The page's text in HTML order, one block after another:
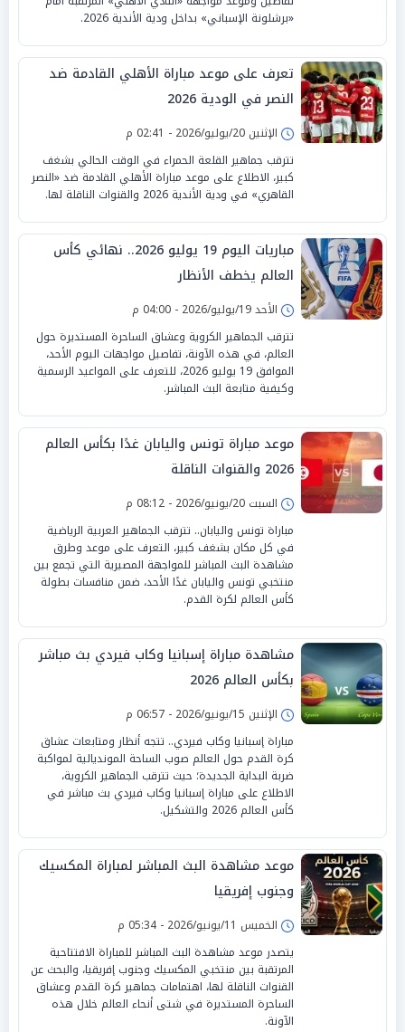
«برشلونة الإسباني» بداخل ودية الأندية 2026.
تعرف على موعد مباراة الأهلي القادمة ضد
النصر في الودية 2026
الإثنين 20/يوليو/2026 - 02:41 م
تترقب جماهير القلعة الحمراء في الوقت الحالي بشغف
كبير، الاطلاع على موعد مباراة الأهلي القادمة ضد «النصر
القاهري» في ودية الأندية 2026 والقنوات الناقلة لها.
مباريات اليوم 19 يوليو 2026.. نهائي كأس
العالم يخطف الأنظار
الأحد 19/يوليو/2026 - 04:00 م
تترقب الجماهير الكروية وعشاق الساحرة المستديرة حول
العالم، في هذه الآونة، تفاصيل مواجهات اليوم الأحد،
الموافق 19 يوليو 2026، للتعرف على المواعيد الرسمية
وكيفية متابعة البث المباشر.
موعد مباراة تونس واليابان غدًا بكأس العالم
2026 والقنوات الناقلة
السبت 20/يونيو/2026 - 08:12 م
مباراة تونس واليابان.. تترقب الجماهير العربية الرياضية
في كل مكان بشغف كبير، التعرف على موعد وطرق
مشاهدة البث المباشر للمواجهة المصيرية التي تجمع بين
منتخبي تونس واليابان غدًا الأحد، ضمن منافسات بطولة
كأس العالم لكرة القدم.
مشاهدة مباراة إسبانيا وكاب فيردي بث مباشر
بكأس العالم 2026
الإثنين 15/يونيو/2026 - 06:57 م
مباراة إسبانيا وكاب فيردي.. تتجه أنظار ومتابعات عشاق
كرة القدم حول العالم صوب الساحة المونديالية لمواكبة
ضربة البداية الجديدة؛ حيث تترقب الجماهير الكروية،
الاطلاع على مباراة إسبانيا وكاب فيردي بث مباشر في
كأس العالم 2026 والتشكيل.
موعد مشاهدة البث المباشر لمباراة المكسيك
وجنوب إفريقيا
الخميس 11/يونيو/2026 - 05:34 م
يتصدر موعد مشاهدة البث المباشر للمباراة الافتتاحية
المرتقبة بين منتخبي المكسيك وجنوب إفريقيا، والبحث عن
القنوات الناقلة لها، اهتمامات جماهير كرة القدم وعشاق
الساحرة المستديرة في شتى أنحاء العالم خلال هذه
الآونة.